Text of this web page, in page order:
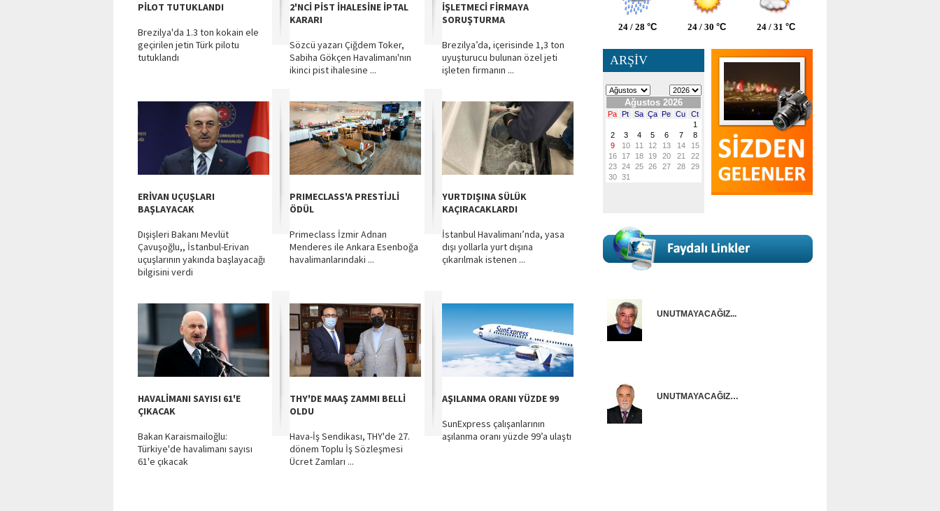
PİLOT TUTUKLANDI
Brezilya'da 1.3 ton kokain ele
geçirilen jetin Türk pilotu
tutuklandı
2'NCİ PİST İHALESİNE İPTAL
KARARI
Sözcü yazarı Çiğdem Toker,
Sabiha Gökçen Havalimanı'nın
ikinci pist ihalesine ...
İŞLETMECİ FİRMAYA
SORUŞTURMA
Brezilya’da, içerisinde 1,3 ton
uyuşturucu bulunan özel jeti
işleten firmanın ...
ERİVAN UÇUŞLARI
BAŞLAYACAK
Dışişleri Bakanı Mevlüt
Çavuşoğlu,, İstanbul-Erivan
uçuşlarının yakında başlayacağı
bilgisini verdi
PRIMECLASS'A PRESTİJLİ
ÖDÜL
Primeclass İzmir Adnan
Menderes ile Ankara Esenboğa
havalimanlarındaki ...
YURTDIŞINA SÜLÜK
KAÇIRACAKLARDI
İstanbul Havalimanı’nda, yasa
dışı yollarla yurt dışına
çıkarılmak istenen ...
HAVALİMANI SAYISI 61'E
ÇIKACAK
Bakan Karaismailoğlu:
Türkiye'de havalimanı sayısı
61'e çıkacak
THY'DE MAAŞ ZAMMI BELLİ
OLDU
Hava-İş Sendikası, THY'de 27.
dönem Toplu İş Sözleşmesi
Ücret Zamları ...
AŞILANMA ORANI YÜZDE 99
SunExpress çalışanlarının
aşılanma oranı yüzde 99’a ulaştı
24 / 28 °C 24 / 30 °C 24 / 31 °C
ARŞİV
UNUTMAYACAĞIZ...
UNUTMAYACAĞIZ…